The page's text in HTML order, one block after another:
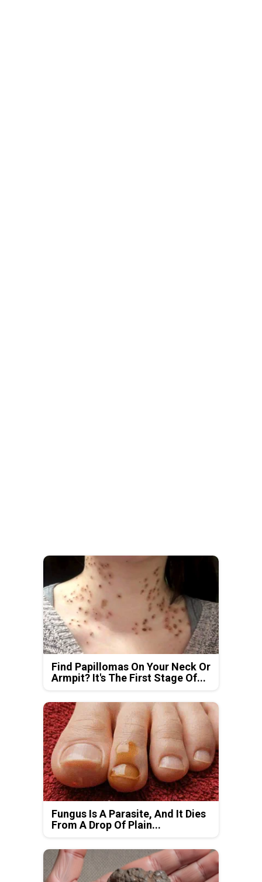
Find Papillomas On Your Neck Or
Armpit? It's The First Stage Of...
Fungus Is A Parasite, And It Dies
From A Drop Of Plain...